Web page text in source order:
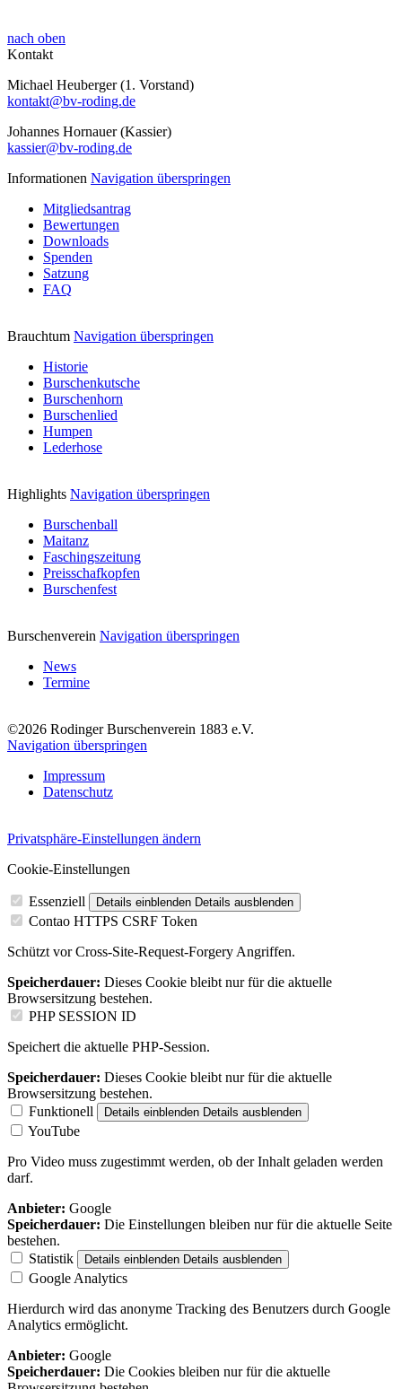
nach oben
Kontakt
Michael Heuberger (1. Vorstand)
kontakt@bv-roding.de
Johannes Hornauer (Kassier)
kassier@bv-roding.de
Informationen Navigation überspringen
Mitgliedsantrag
Bewertungen
Downloads
Spenden
Satzung
FAQ
Brauchtum Navigation überspringen
Historie
Burschenkutsche
Burschenhorn
Burschenlied
Humpen
Lederhose
Highlights Navigation überspringen
Burschenball
Maitanz
Faschingszeitung
Preisschafkopfen
Burschenfest
Burschenverein Navigation überspringen
News
Termine
©2026 Rodinger Burschenverein 1883 e.V.
Navigation überspringen
Impressum
Datenschutz
Privatsphäre-Einstellungen ändern
Cookie-Einstellungen
Essenziell Details einblenden Details ausblenden
Contao HTTPS CSRF Token
Schützt vor Cross-Site-Request-Forgery Angriffen.
Speicherdauer: Dieses Cookie bleibt nur für die aktuelle
Browsersitzung bestehen.
PHP SESSION ID
Speichert die aktuelle PHP-Session.
Speicherdauer: Dieses Cookie bleibt nur für die aktuelle
Browsersitzung bestehen.
Funktionell
Details einblenden Details ausblenden
YouTube
Pro Video muss zugestimmt werden, ob der Inhalt geladen werden
darf.
Anbieter: Google
Speicherdauer: Die Einstellungen bleiben nur für die aktuelle Seite
bestehen.
Statistik
Details einblenden Details ausblenden
Google Analytics
Hierdurch wird das anonyme Tracking des Benutzers durch Google
Analytics ermöglicht.
Anbieter: Google
Speicherdauer: Die Cookies bleiben nur für die aktuelle